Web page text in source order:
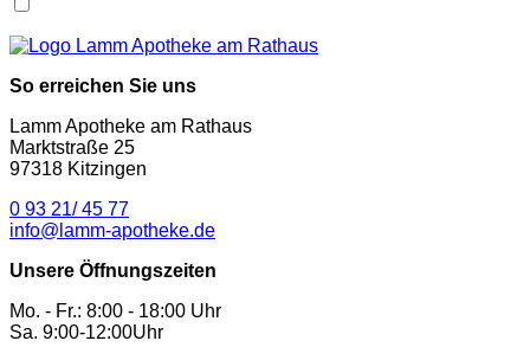
So erreichen Sie uns
Lamm Apotheke am Rathaus
Marktstraße 25
97318 Kitzingen
0 93 21/ 45 77
info@lamm-apotheke.de
Unsere Öffnungszeiten
Mo. - Fr.: 8:00 - 18:00 Uhr
Sa. 9:00-12:00Uhr